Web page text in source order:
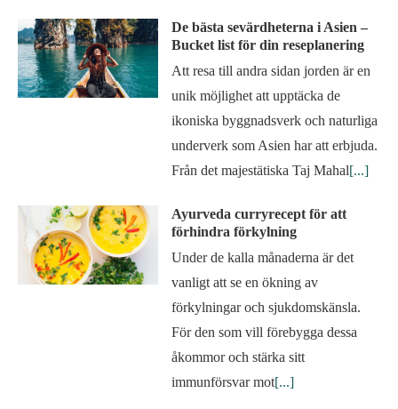
De bästa sevärdheterna i Asien –
Bucket list för din reseplanering
Att resa till andra sidan jorden är en
unik möjlighet att upptäcka de
ikoniska byggnadsverk och naturliga
underverk som Asien har att erbjuda.
Från det majestätiska Taj Mahal[...]
Ayurveda curryrecept för att
förhindra förkylning
Under de kalla månaderna är det
vanligt att se en ökning av
förkylningar och sjukdomskänsla.
För den som vill förebygga dessa
åkommor och stärka sitt
immunförsvar mot[...]